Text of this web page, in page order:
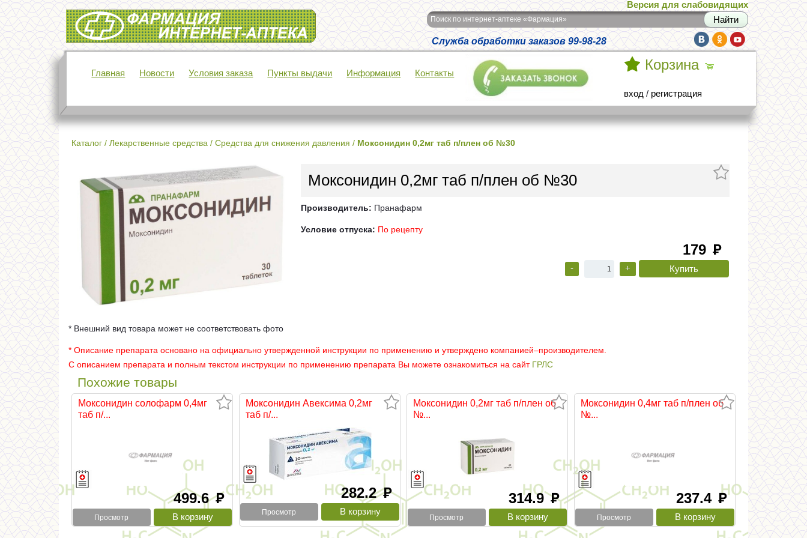
Интернет-аптека Фармация
Версия для слабовидящих
Поиск по интернет-аптеке «Фармация»
Служба обработки заказов 99-98-28
Главная Новости Условия заказа Пункты выдачи Информация Контакты
Корзина
вход / регистрация
Каталог / Лекарственные средства / Средства для снижения давления / Моксонидин 0,2мг таб п/плен об №30
Моксонидин 0,2мг таб п/плен об №30
Производитель: Пранафарм
Условие отпуска: По рецепту
179 руб
- +
* Внешний вид товара может не соответствовать фото
* Описание препарата основано на официально утвержденной инструкции по применению и утверждено компанией–производителем.
С описанием препарата и полным текстом инструкции по применению препарата Вы можете ознакомиться на сайт ГРЛС
Похожие товары
Моксонидин солофарм 0,4мг
таб п/...
499.6руб
Просмотр
Моксонидин Авексима 0,2мг
таб п/...
282.2руб
Просмотр
Моксонидин 0,2мг таб п/плен об
№...
314.9руб
Просмотр
Моксонидин 0,4мг таб п/плен об
№...
237.4 руб
Просмотр